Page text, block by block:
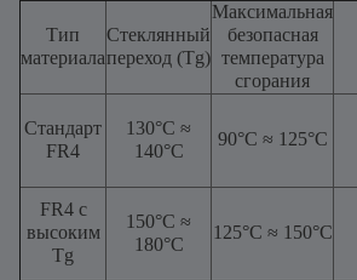
Тип
материала
Стеклянный
переход (Tg)
Максимальная
безопасная
температура
сгорания
Стандарт
FR4
130°С ≈
140°С
90°C ≈ 125°C
FR4 с
высоким
Tg
150°С ≈
180°С
125°С ≈ 150°С